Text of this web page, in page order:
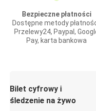
Bezpieczne płatności
Dostępne metody
Przelewy24, Paypal,
Pay, karta bankowa
Bilet cyfrowy i
śledzenie na żywo